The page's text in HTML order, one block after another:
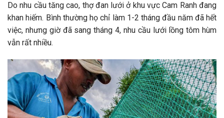
Do nhu cầu tăng cao, thợ đan lưới ở khu vực Cam Ranh đang
khan hiếm. Bình thường họ chỉ làm 1-2 tháng đầu năm đã hết
việc, nhưng giờ đã sang tháng 4, nhu cầu lưới lồng tôm hùm
vẫn rất nhiều.